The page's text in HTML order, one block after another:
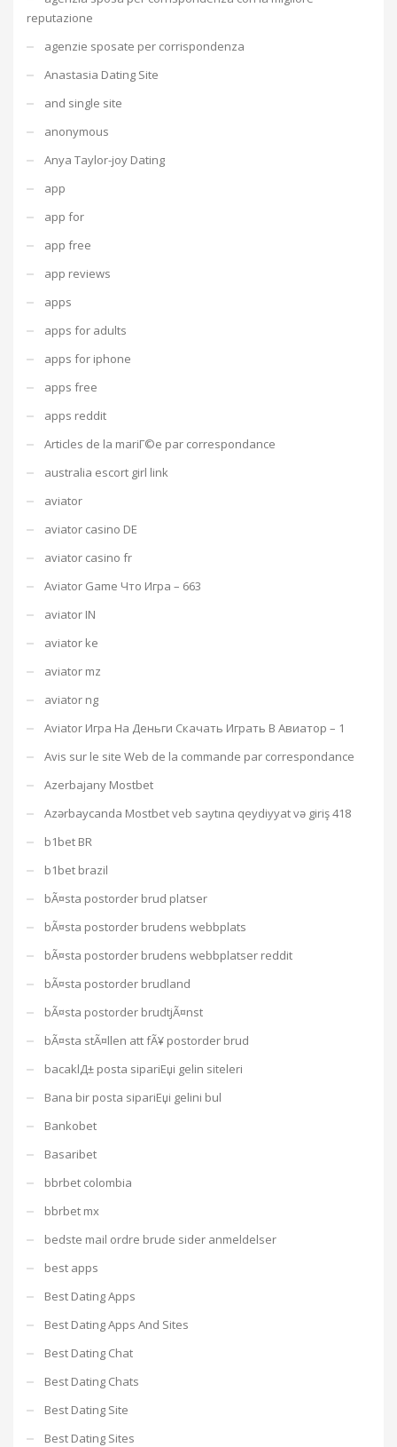
reputazione
agenzie sposate per corrispondenza
Anastasia Dating Site
and single site
anonymous
Anya Taylor-joy Dating
app
app for
app free
app reviews
apps
apps for adults
apps for iphone
apps free
apps reddit
Articles de la mariГ©e par correspondance
australia escort girl link
aviator
aviator casino DE
aviator casino fr
Aviator Game Что Игра – 663
aviator IN
aviator ke
aviator mz
aviator ng
Aviator Игра На Деньги Скачать Играть В Авиатор – 1
Avis sur le site Web de la commande par correspondance
Azerbajany Mostbet
Azərbaycanda Mostbet veb saytına qeydiyyat və giriş 418
b1bet BR
b1bet brazil
bÃ¤sta postorder brud platser
bÃ¤sta postorder brudens webbplats
bÃ¤sta postorder brudens webbplatser reddit
bÃ¤sta postorder brudland
bÃ¤sta postorder brudtjÃ¤nst
bÃ¤sta stÃ¤llen att fÃ¥ postorder brud
bacaklД± posta sipariЕџi gelin siteleri
Bana bir posta sipariЕџi gelini bul
Bankobet
Basaribet
bbrbet colombia
bbrbet mx
bedste mail ordre brude sider anmeldelser
best apps
Best Dating Apps
Best Dating Apps And Sites
Best Dating Chat
Best Dating Chats
Best Dating Site
Best Dating Sites